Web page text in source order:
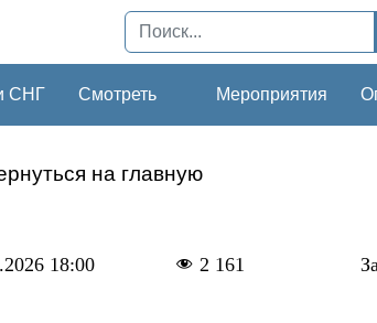
СНГ Смотреть Мероприятия
на главную
18:00 2 161